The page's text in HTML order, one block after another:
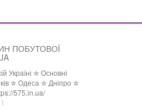
ПОБУТОВОЇ
Україні ✮ Основні
✮ Одеса ✮ Дніпро ✮
575.in.ua/